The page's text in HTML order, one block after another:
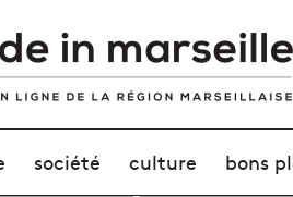
société culture bons
conçu